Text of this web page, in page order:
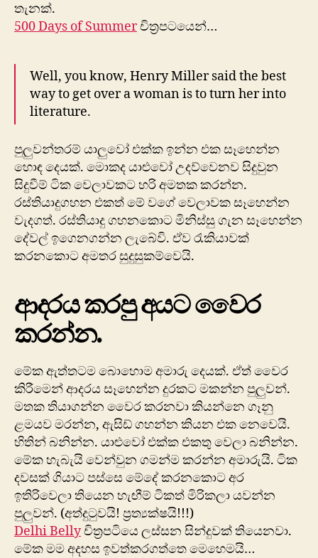
තැනක්.
500 Days of Summerචිත්‍රපටයෙන්…
Well, you know, Henry Miller said the best
way to get over a woman is to turn her into
literature.
පුලුවන්තරම් යාලුවෝ එක්ක ඉන්න එක සෑහෙන්න
හොඳ දෙයක්. මොකද යාළුවෝ උදව්වෙනව සිදුවුන
සිදුවීම් ටික වෙලාවකට හරි අමතක කරන්න.
රස්තියාදුගහන එකත් මේ වගේ වෙලාවක සෑහෙන්න
වැදගත්. රස්තියාදු ගහනකොට මිනිස්සු ගැන සෑහෙන්න
දේවල් ඉගෙනගන්න ලැබේවි. ඒව රැකියාවක්
කරනකොට අමතර සුදුසුකම්වෙයි.
ආදරය කරපු අයට වෛර
කරන්න.
මේක ඇත්තටම බොහොම අමාරු දෙයක්. ඒත් වෛර
කිරීමෙන් ආදරය සෑහෙන්න දුරකට මකන්න පුලුවන්.
මතක තියාගන්න වෛර කරනවා කියන්නෙ ගෑනු
ළමයව මරන්න, ඇසිඩ් ගහන්න කියන එක නෙවෙයි.
හිතින් බනින්න. යාළුවෝ එක්ක එකතු වෙලා බනින්න.
මේක හැබැයි වෙන්වුන ගමන්ම කරන්න අමාරුයි. ටික
දවසක් ගියාට පස්සෙ මේදේ කරනකොට අර
ඉතිරිවෙලා තියෙන හැඟීම් ටිකත් මිරිකලා යවන්න
පුලුවන්. (අත්දුටුවයි! ප්‍රත්‍යක්ෂයි!!!)
Delhi Bellyචිත්‍රපටියෙ ලස්සන සින්දුවක් තියෙනවා.
මේක මම අදහස ඉවත්කරගත්තෙ මෙහෙමයි…